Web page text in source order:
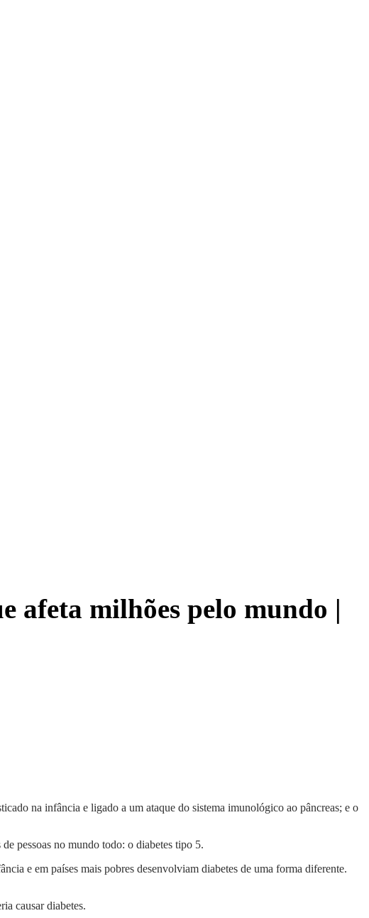
afeta milhões pelo mundo |
na infância e ligado a um ataque do sistema imunológico ao pâncreas; e o
pessoas no mundo todo: o diabetes tipo 5.
e em países mais pobres desenvolviam diabetes de uma forma diferente.
causar diabetes.